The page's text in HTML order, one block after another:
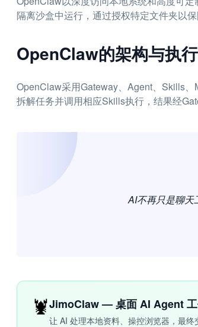
隔离沙盒中运行，通过授权特定文件夹以
OpenClaw的架构与执
OpenClaw采用Gateway、Agent、Skills
拆解任务并调用相应Skills执行，结果经
AI不再只是聊天
🦞JimoClaw — 桌面 AI Agent
让 AI 处理本地资料、操控浏览器，最终